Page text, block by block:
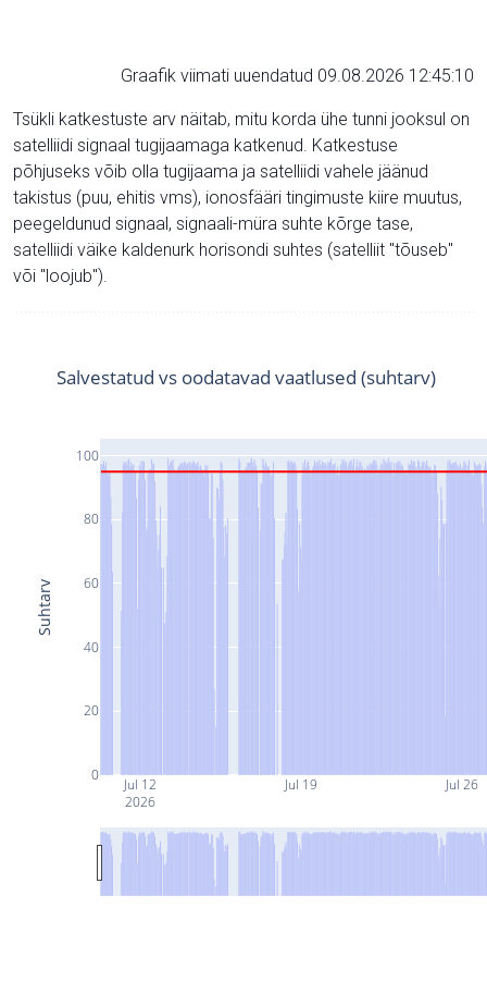
Graafik viimati uuendatud 09.08.2026 12:45:10
Tsükli katkestuste arv näitab, mitu korda ühe tunni jooksul on
satelliidi signaal tugijaamaga katkenud. Katkestuse
põhjuseks võib olla tugijaama ja satelliidi vahele jäänud
takistus (puu, ehitis vms), ionosfääri tingimuste kiire muutus,
peegeldunud signaal, signaali-müra suhte kõrge tase,
satelliidi väike kaldenurk horisondi suhtes (satelliit "tõuseb"
või "loojub").
Jul 12
2026
Jul 19 Jul 26
0
20
40
60
80
100
Salvestatud vs oodatavad vaatlused (suhtarv)
Suhtarv